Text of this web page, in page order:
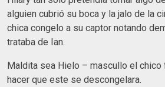
alguien cubrió su boca y la jalo de la
chica congelo a su captor notando
trataba de Ian.
Maldita sea Hielo – mascullo el chico
hacer que este se descongelara.